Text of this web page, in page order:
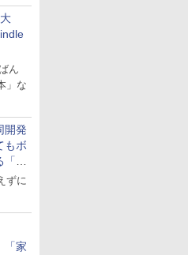
ん
」な
開発
もボ
ス
売
ずに
「家